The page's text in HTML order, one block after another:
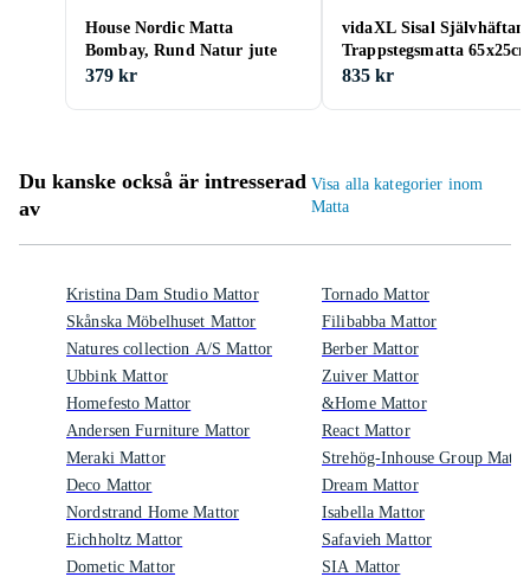
House Nordic Matta
Bombay, Rund Natur jute
379 kr
vidaXL Sisal
Trappstegsmatta
15-pack
835 kr
Du kanske också är intresserad
av
Visa alla kategorier inom
Matta
Kristina Dam Studio Mattor
Skånska Möbelhuset Mattor
Natures collection A/S Mattor
Ubbink Mattor
Homefesto Mattor
Andersen Furniture Mattor
Meraki Mattor
Deco Mattor
Nordstrand Home Mattor
Eichholtz Mattor
Dometic Mattor
Tornado Mattor
Filibabba Mattor
Berber Mattor
Zuiver Mattor
&Home Mattor
React Mattor
Strehög-Inhouse Group
Dream Mattor
Isabella Mattor
Safavieh Mattor
SIA Mattor